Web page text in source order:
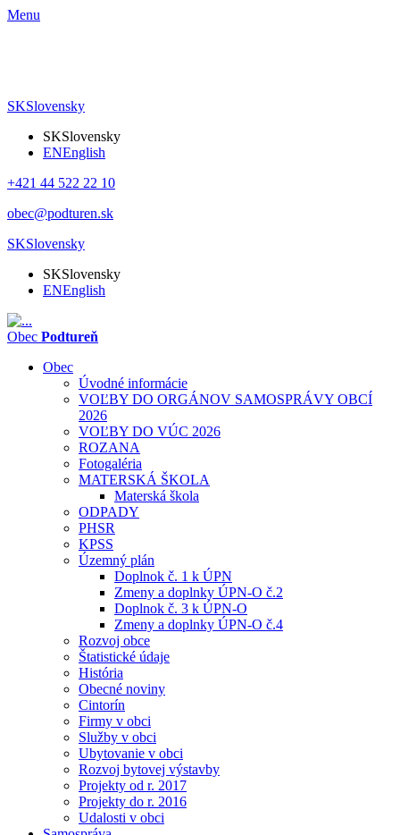
Menu
SKSlovensky
SKSlovensky
ENEnglish
+421 44 522 22 10
obec@podturen.sk
SKSlovensky
SKSlovensky
ENEnglish
Obec Podtureň
Obec
Úvodné informácie
VOĽBY DO ORGÁNOV SAMOSPRÁVY OBCÍ
2026
VOĽBY DO VÚC 2026
ROZANA
Fotogaléria
MATERSKÁ ŠKOLA
Materská škola
ODPADY
PHSR
KPSS
Územný plán
Doplnok č. 1 k ÚPN
Zmeny a doplnky ÚPN-O č.2
Doplnok č. 3 k ÚPN-O
Zmeny a doplnky ÚPN-O č.4
Rozvoj obce
Štatistické údaje
História
Obecné noviny
Cintorín
Firmy v obci
Služby v obci
Ubytovanie v obci
Rozvoj bytovej výstavby
Projekty od r. 2017
Projekty do r. 2016
Udalosti v obci